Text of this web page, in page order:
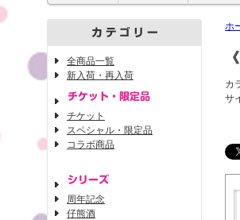
全商品一覧
新入荷・再入荷
チケット
スペシャル・限定品
コラボ商品
周年記念
仔熊酒
ホ
カ
サ